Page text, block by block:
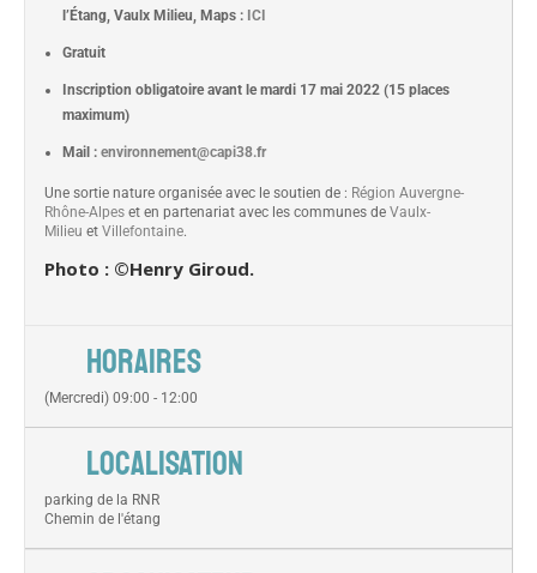
l’Étang, Vaulx Milieu, Maps : ICI
Gratuit
Inscription obligatoire avant le mardi 17 mai 2022 (15 places
maximum)
Mail : environnement@capi38.fr
Une sortie nature organisée avec le soutien de : Région Auvergne-
Rhône-Alpes et en partenariat avec les communes de Vaulx-
Milieu et Villefontaine.
Photo : ©Henry Giroud.
HORAIRES
(Mercredi) 09:00 - 12:00
LOCALISATION
parking de la RNR
Chemin de l'étang